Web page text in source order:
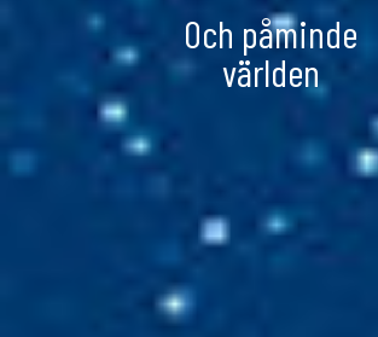
Och påminde
världen